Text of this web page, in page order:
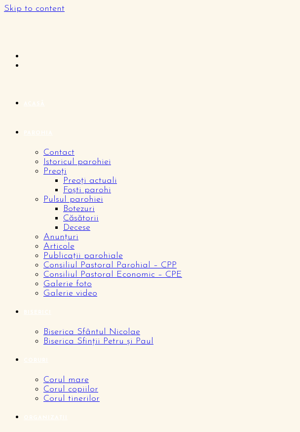
Skip to content
Contact
Istoricul parohiei
Preoți
Preoți actuali
Foști parohi
Pulsul parohiei
Botezuri
Căsătorii
Decese
Anunțuri
Articole
Publicații parohiale
Consiliul Pastoral Parohial – CPP
Consiliul Pastoral Economic – CPE
Galerie foto
Galerie video
Biserica Sfântul Nicolae
Biserica Sfinții Petru și Paul
Corul mare
Corul copiilor
Corul tinerilor